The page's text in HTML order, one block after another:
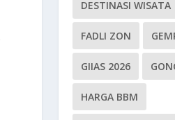
DESTINASI WISATA
FADLI ZON
GIIAS 2026
HARGA BBM